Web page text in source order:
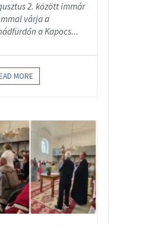
2. között immár
várja a
a Kapocs...
MORE